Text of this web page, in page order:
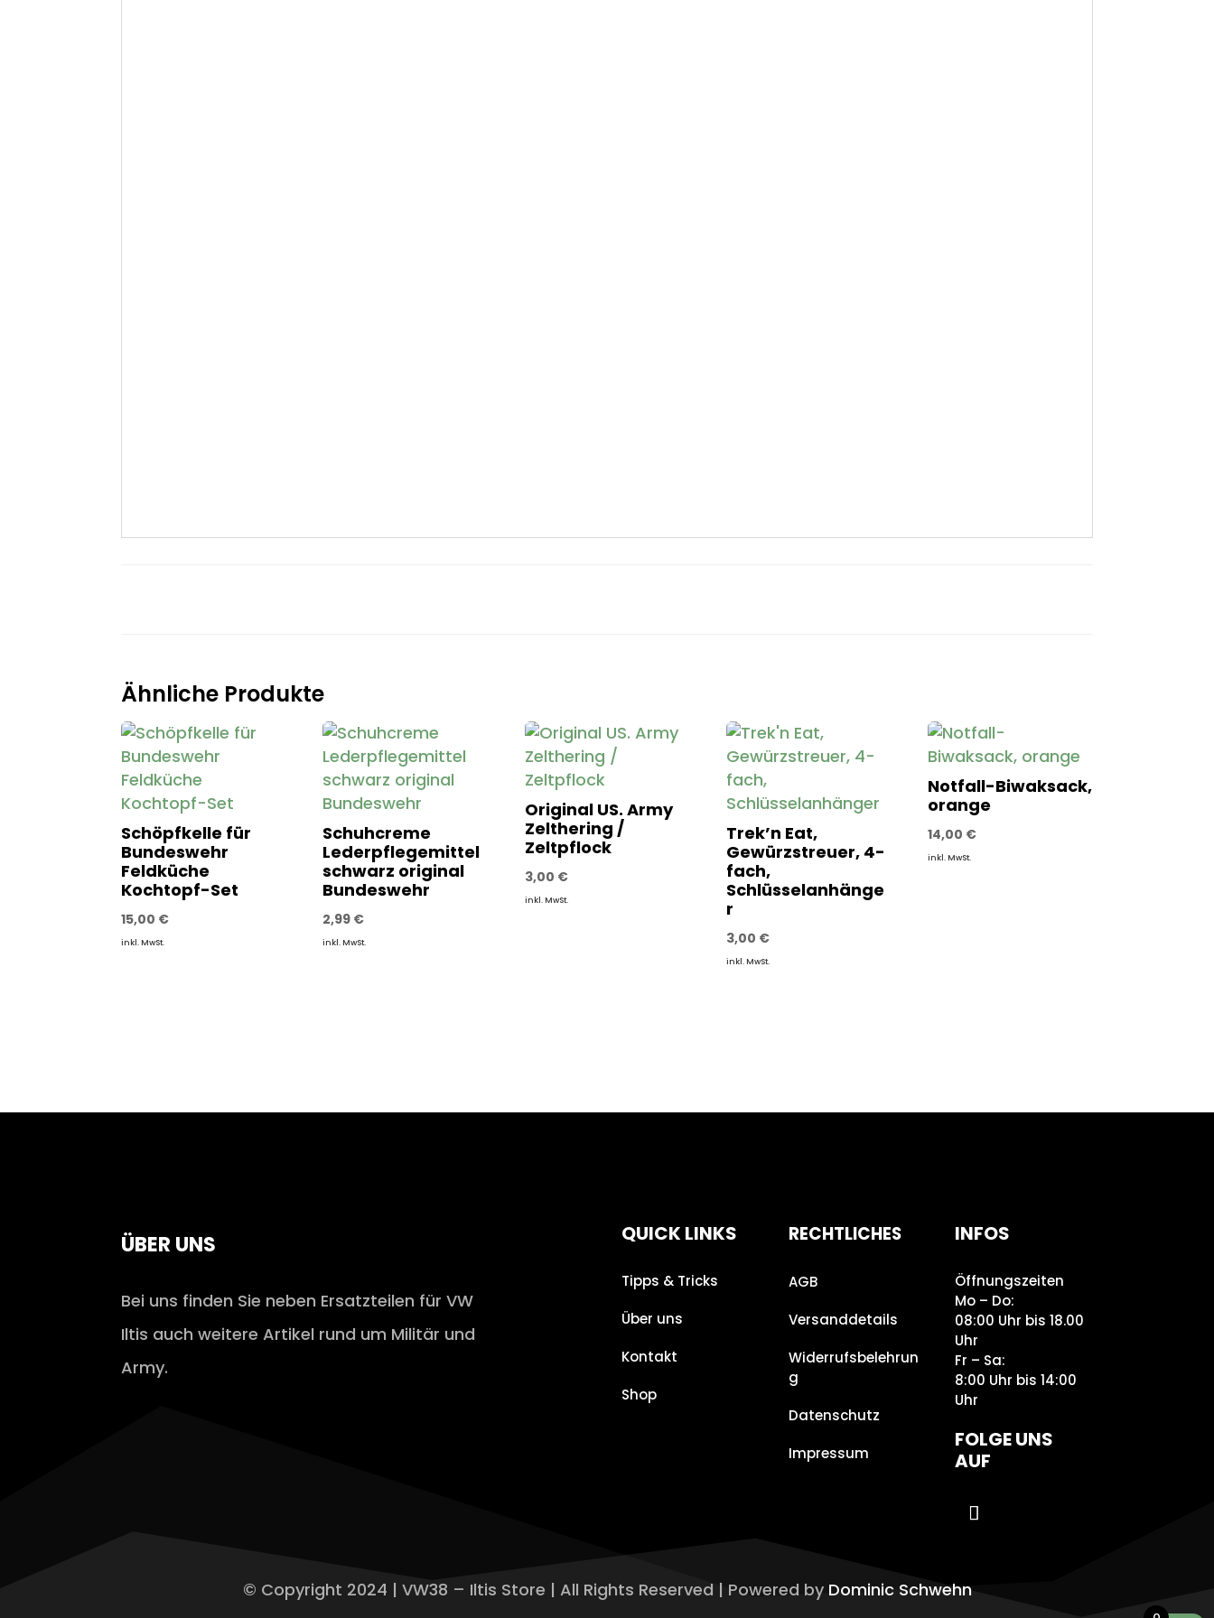
Ähnliche Produkte
Schöpfkelle für
Bundeswehr
Feldküche
Kochtopf-Set
15,00 €
inkl. MwSt.
Schuhcreme
Lederpflegemittel
schwarz original
Bundeswehr
2,99 €
inkl. MwSt.
Original US. Army
Zelthering /
Zeltpflock
3,00 €
inkl. MwSt.
Trek’n Eat,
Gewürzstreuer, 4-
fach,
Schlüsselanhänge
r
3,00 €
inkl. MwSt.
Notfall-Biwaksack,
orange
14,00 €
inkl. MwSt.
ÜBER UNS
Bei uns finden Sie neben Ersatzteilen für VW
Iltis auch weitere Artikel rund um Militär und
Army.
QUICK LINKS
Tipps & Tricks
Über uns
Kontakt
Shop
RECHTLICHES
AGB
Versanddetails
Widerrufsbelehrun
g
Datenschutz
Impressum
INFOS
Öffnungszeiten
Mo – Do:
08:00 Uhr bis 18.00
Uhr
Fr – Sa:
8:00 Uhr bis 14:00
Uhr
FOLGE UNS
AUF
© Copyright 2024 | VW38 – Iltis Store | All Rights Reserved | Powered by Dominic Schwehn